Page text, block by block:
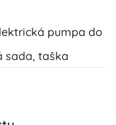
pumpa do
sada, taška